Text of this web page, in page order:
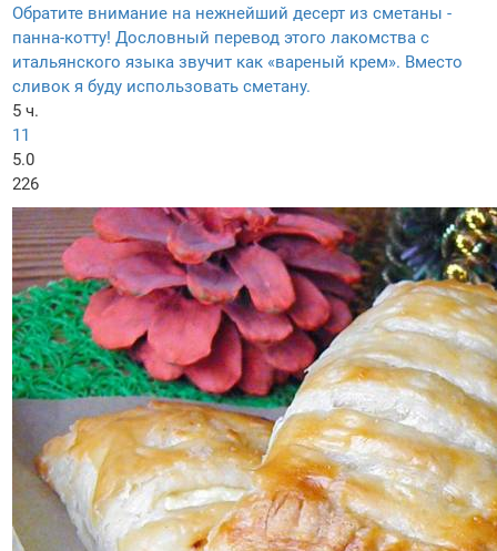
Обратите внимание на нежнейший десерт из сметаны -
панна-котту! Дословный перевод этого лакомства с
итальянского языка звучит как «вареный крем». Вместо
сливок я буду использовать сметану.
5 ч.
11
5.0
226